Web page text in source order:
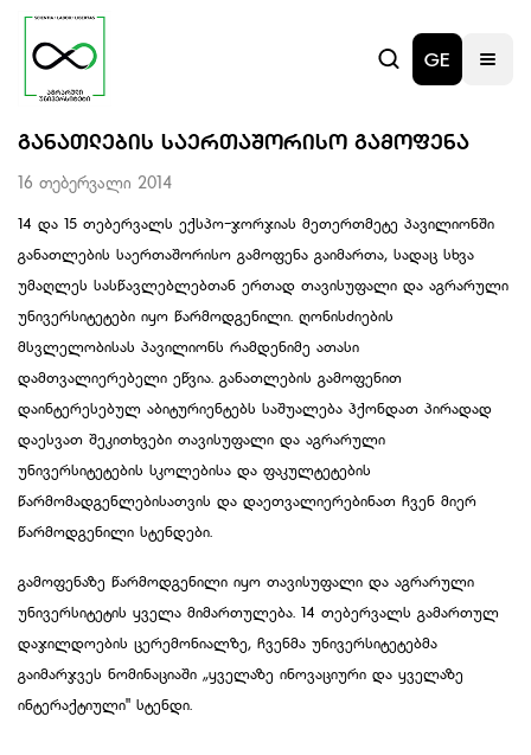
GE
ᲒᲐᲜᲐᲗᲚᲔᲑᲘᲡ ᲡᲐᲔᲠᲗᲐᲨᲝᲠᲘᲡᲝ ᲒᲐᲛᲝᲤᲔᲜᲐ
16 თებერვალი 2014
14 და 15 თებერვალს ექსპო-ჯორჯიას მეთერთმეტე პავილიონში
განათლების საერთაშორისო გამოფენა გაიმართა, სადაც სხვა
უმაღლეს სასწავლებლებთან ერთად თავისუფალი და აგრარული
უნივერსიტეტები იყო წარმოდგენილი. ღონისძიების
მსვლელობისას პავილიონს რამდენიმე ათასი
დამთვალიერებელი ეწვია. განათლების გამოფენით
დაინტერესებულ აბიტურიენტებს საშუალება ჰქონდათ პირადად
დაესვათ შეკითხვები თავისუფალი და აგრარული
უნივერსიტეტების სკოლებისა და ფაკულტეტების
წარმომადგენლებისათვის და დაეთვალიერებინათ ჩვენ მიერ
წარმოდგენილი სტენდები.
გამოფენაზე წარმოდგენილი იყო თავისუფალი და აგრარული
უნივერსიტეტის ყველა მიმართულება. 14 თებერვალს გამართულ
დაჯილდოების ცერემონიალზე, ჩვენმა უნივერსიტეტებმა
გაიმარჯვეს ნომინაციაში „ყველაზე ინოვაციური და ყველაზე
ინტერაქტიული" სტენდი.